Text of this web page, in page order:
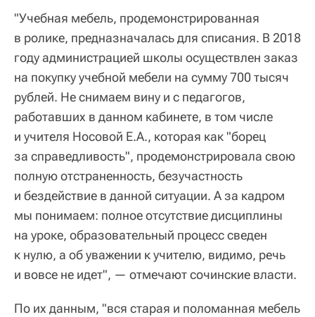
"Учебная мебель, продемонстрированная
в ролике, предназначалась для списания. В 2018
году администрацией школы осуществлен заказ
на покупку учебной мебели на сумму 700 тысяч
рублей. Не снимаем вину и с педагогов,
работавших в данном кабинете, в том числе
и учителя Носовой Е.А., которая как "борец
за справедливость", продемонстрировала свою
полную отстраненность, безучастность
и бездействие в данной ситуации. А за кадром
мы понимаем: полное отсутствие дисциплины
на уроке, образовательный процесс сведен
к нулю, а об уважении к учителю, видимо, речь
и вовсе не идет", — отмечают сочинские власти.
По их данным, "вся старая и поломанная мебель